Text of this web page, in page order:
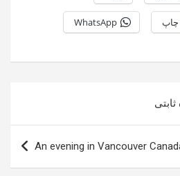
چاپ WhatsApp
An evening in Vancouver